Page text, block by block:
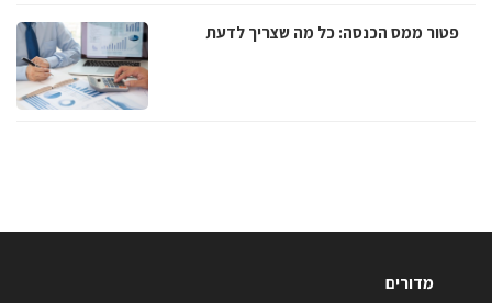
פטור ממס הכנסה: כל מה שצריך לדעת
מדורים